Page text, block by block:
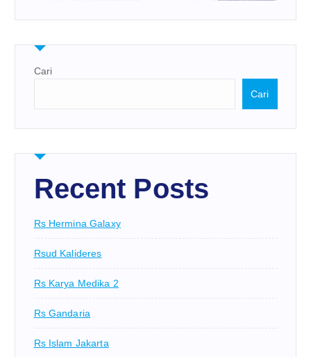
Cari
Cari
Recent Posts
Rs Hermina Galaxy
Rsud Kalideres
Rs Karya Medika 2
Rs Gandaria
Rs Islam Jakarta